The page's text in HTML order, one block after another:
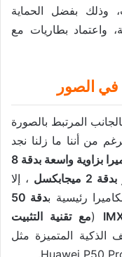
وذلك بفضل الحماية
واعتماد بطاريات مع
المرتبط بالصورة
من أننا ما زلنا نجد
كاميرا بزاوية واسعة بدقة 8
، إلا
رئيسية ب
دقة 50
(مع تقنية التثبيت
المتميزة مثل